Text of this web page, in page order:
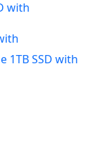
1TB SSD with